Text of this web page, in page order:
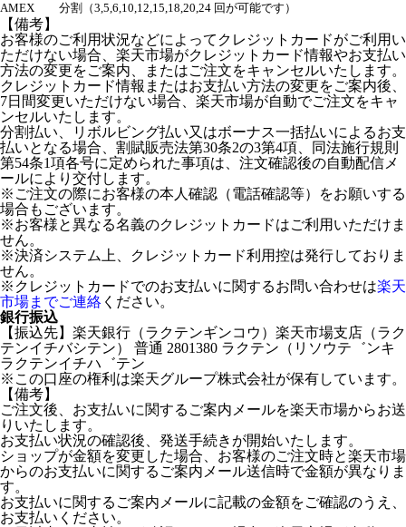
AMEX
分割（3,5,6,10,12,15,18,20,24 回が可能です）
【備考】
お客様のご利用状況などによってクレジットカードがご利用い
ただけない場合、楽天市場がクレジットカード情報やお支払い
方法の変更をご案内、またはご注文をキャンセルいたします。
クレジットカード情報またはお支払い方法の変更をご案内後、
7日間変更いただけない場合、楽天市場が自動でご注文をキャ
ンセルいたします。
分割払い、リボルビング払い又はボーナス一括払いによるお支
払いとなる場合、割賦販売法第30条2の3第4項、同法施行規則
第54条1項各号に定められた事項は、注文確認後の自動配信メ
ールにより交付します。
※ご注文の際にお客様の本人確認（電話確認等）をお願いする
場合もございます。
※お客様と異なる名義のクレジットカードはご利用いただけま
せん。
※決済システム上、クレジットカード利用控は発行しておりま
せん。
※クレジットカードでのお支払いに関するお問い合わせは楽天
市場までご連絡 ください。
銀行振込
【振込先】楽天銀行（ラクテンギンコウ）楽天市場支店（ラク
テンイチバシテン） 普通 2801380 ラクテン（リソウテ゛ンキ
ラクテンイチハ゛テン
※この口座の権利は楽天グループ株式会社が保有しています。
【備考】
ご注文後、お支払いに関するご案内メールを楽天市場からお送
りいたします。
お支払い状況の確認後、発送手続きが開始いたします。
ショップが金額を変更した場合、お客様のご注文時と楽天市場
からのお支払いに関するご案内メール送信時で金額が異なりま
す。
お支払いに関するご案内メールに記載の金額をご確認のうえ、
お支払いください。